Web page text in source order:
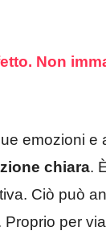
Non
emozioni e
chiara.
Ciò può
Proprio per